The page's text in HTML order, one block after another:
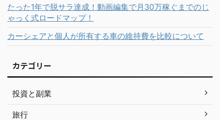
たった1年で脱サラ達成！動画編集で月30万稼ぐまでのじ
ゃっく式ロードマップ！
カーシェアと個人が所有する車の維持費を比較について
カテゴリー
投資と副業
旅行